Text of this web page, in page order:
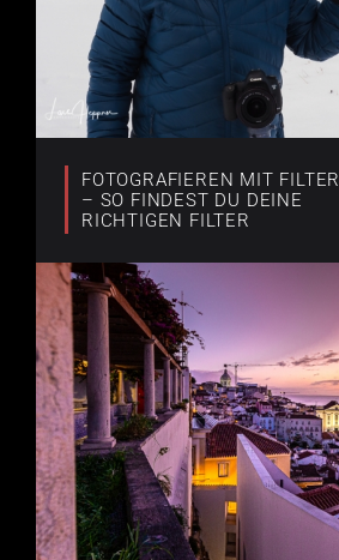
FOTOGRAFIEREN MIT FILTER
– SO FINDEST DU DEINE
RICHTIGEN FILTER